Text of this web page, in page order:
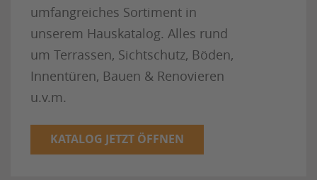
umfangreiches Sortiment in
unserem Hauskatalog. Alles rund
um Terrassen, Sichtschutz, Böden,
Innentüren, Bauen & Renovieren
u.v.m.
KATALOG JETZT ÖFFNEN